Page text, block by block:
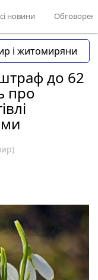
новини
і житомиряни
до 62
про